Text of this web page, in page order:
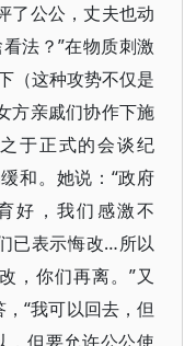
了公公，丈夫也动
法？”在物质刺激
（这种攻势不仅是
方亲戚们协作下施
于正式的会谈纪
和。她说：“政府
好，我们感激不
已表示悔改…所以
，你们再离。”又
“我可以回去，但